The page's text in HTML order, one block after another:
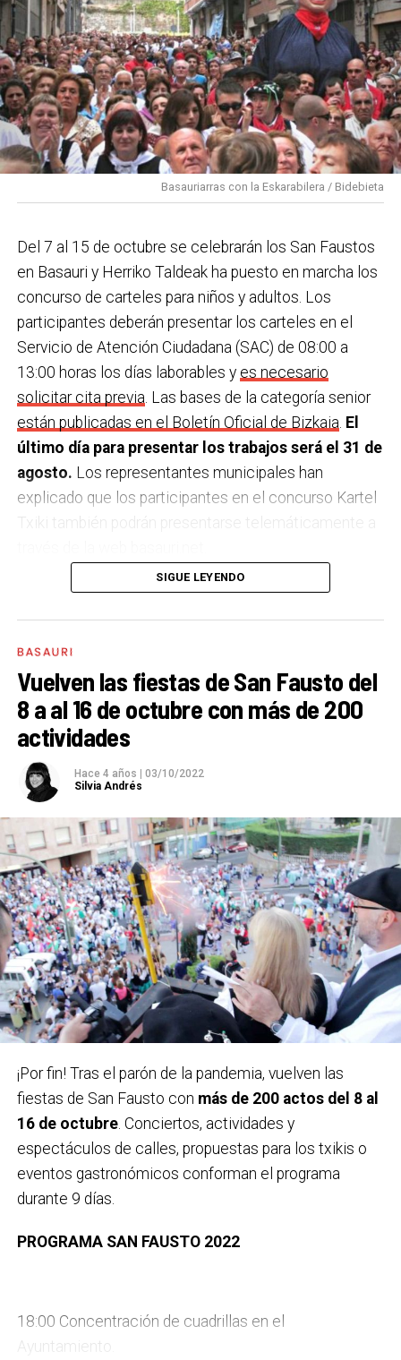
Basauriarras con la Eskarabilera / Bidebieta
Del 7 al 15 de octubre se celebrarán los San Faustos
en Basauri y Herriko Taldeak ha puesto en marcha los
concurso de carteles para niños y adultos. Los
participantes deberán presentar los carteles en el
Servicio de Atención Ciudadana (SAC) de 08:00 a
13:00 horas los días laborables y es necesario
solicitar cita previa . Las bases de la categoría senior
están publicadas en el Boletín Oficial de Bizkaia El
último día para presentar los trabajos será el 31 de
agosto. Los representantes municipales han
explicado que los participantes en el concurso Kartel
Txiki también podrán presentarse telemáticamente a
El único requisito para participar en el concurso es el
siguiente texto figure en el cartel. Además, los
Basauri.:
SAN FAUSTO 2023
BASAURI
7 octubre – 15 octubre
En la categoría senior se repartirán 1.800 euros en
premios:1.500 euros para el autor elegido por el
jurado y 300 euros de accésit al mejor diseño local.
Los premios no serán acumulables y tendrán la
retención correspondiente del IRPF.
En esta categoría infantilparticiparán jóvenes de 1º
Lehen Hezkuntza) y por otro Gazteak (de 5º de Lehen
SIGUE LEYENDO
BASAURI
Vuelven las fiestas de San Fausto del
8 a al 16 de octubre con más de 200
actividades
Hace 4 años | 03/10/2022
Silvia Andrés
¡Por fin! Tras el parón de la pandemia, vuelven las
fiestas de San Fausto con más de 200 actos del 8 al
16 de octubre. Conciertos, actividades y
espectáculos de calles, propuestas para los txikis o
eventos gastronómicos conforman el programa
durante 9 días.
PROGRAMA SAN FAUSTO 2022
18:00 Concentración de cuadrillas en el
Ayuntamiento.